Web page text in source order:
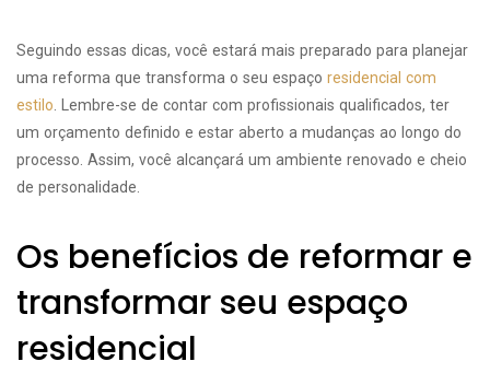
Seguindo essas dicas, você estará mais preparado para planejar
uma reforma que transforma o seu espaço residencial com
estilo . Lembre-se de contar com profissionais qualificados, ter
um orçamento definido e estar aberto a mudanças ao longo do
processo. Assim, você alcançará um ambiente renovado e cheio
de personalidade.
Os benefícios de reformar e
transformar seu espaço
residencial